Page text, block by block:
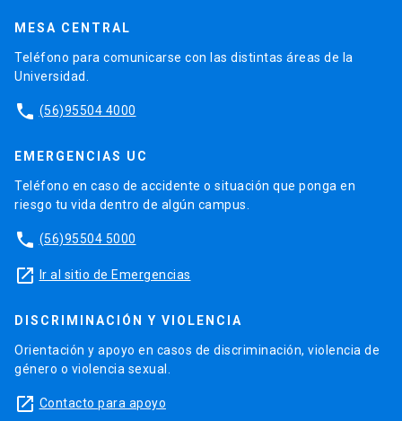
MESA CENTRAL
Teléfono para comunicarse con las distintas áreas de la
Universidad.
phone (56)95504 4000
EMERGENCIAS UC
Teléfono en caso de accidente o situación que ponga en
riesgo tu vida dentro de algún campus.
phone (56)95504 5000
launch Ir al sitio de Emergencias
DISCRIMINACIÓN Y VIOLENCIA
Orientación y apoyo en casos de discriminación, violencia de
género o violencia sexual.
launch Contacto para apoyo